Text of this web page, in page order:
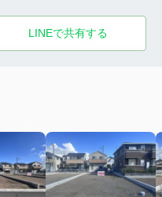
LINEで共有する